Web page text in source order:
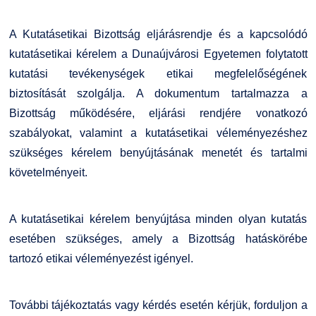
EHÖK
Hallgatókra érvényes szabályzatok
Ösztöndíjak
Nemzetközi Lehetőségek
HASIT
Neptun
Moodle
Átjelentkezőknek
Telefonkönyv
Minőségirányítás
Intézményi és Tanulmányi Tájékoztató
A Kutatásetikai Bizottság eljárásrendje és a kapcsolódó
kutatásetikai kérelem a Dunaújvárosi Egyetemen folytatott
kutatási tevékenységek etikai megfelelőségének
biztosítását szolgálja. A dokumentum tartalmazza a
Bizottság működésére, eljárási rendjére vonatkozó
szabályokat, valamint a kutatásetikai véleményezéshez
szükséges kérelem benyújtásának menetét és tartalmi
követelményeit.
A kutatásetikai kérelem benyújtása minden olyan kutatás
esetében szükséges, amely a Bizottság hatáskörébe
tartozó etikai véleményezést igényel.
További tájékoztatás vagy kérdés esetén kérjük, forduljon a